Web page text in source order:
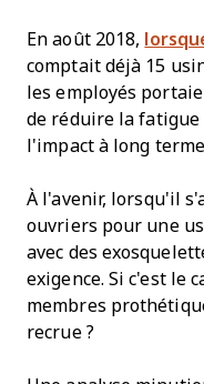
En août 2018,
comptait déjà 15
les employés
de réduire la fatigue
l'impact à long
À l'avenir, lorsqu'il
ouvriers pour une
avec des
exigence. Si c'est le
membres
recrue ?